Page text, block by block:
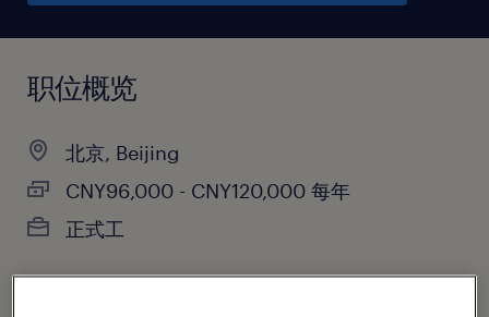
职位概览
北京, Beijing
CNY96,000 - CNY120,000 每年
正式工